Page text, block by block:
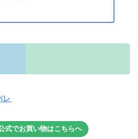
レ
式でお買い物はこちらへ